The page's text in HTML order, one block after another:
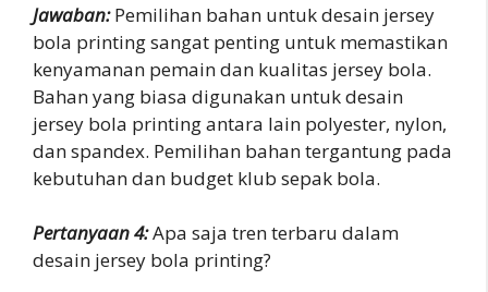
Jawaban:Pemilihan bahan untuk desain jersey
bola printing sangat penting untuk memastikan
kenyamanan pemain dan kualitas jersey bola.
Bahan yang biasa digunakan untuk desain
jersey bola printing antara lain polyester, nylon,
dan spandex. Pemilihan bahan tergantung pada
kebutuhan dan budget klub sepak bola.
Pertanyaan 4:Apa saja tren terbaru dalam
desain jersey bola printing?